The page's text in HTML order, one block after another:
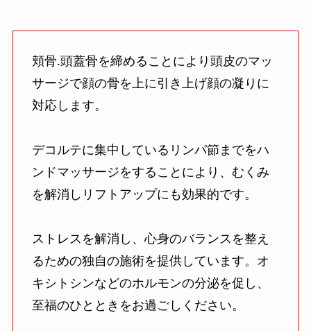
頬骨.頭蓋骨を締めることにより頭皮のマッ
サージで顔の骨を上に引き上げ顔の凝りに
対応します。
デコルテに集中しているリンパ節までをハ
ンドマッサージをすることにより、むくみ
を解消しリフトアップにも効果的です。
ストレスを解消し、心身のバランスを整え
るための独自の施術を提供しています。オ
キシトシンなどのホルモンの分泌を促し、
至福のひとときをお過ごしください。